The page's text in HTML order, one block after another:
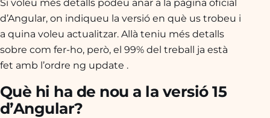
Si voleu més detalls podeu anar a la pàgina oficial
d’Angular, on indiqueu la versió en què us trobeu i
a quina voleu actualitzar. Allà teniu més detalls
sobre com fer-ho, però, el 99% del treball ja està
fet amb l’ordre ng update .
Què hi ha de nou a la versió 15
d’Angular?